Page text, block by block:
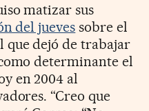
matizar sus
del jueves sobre el
que dejó de trabajar
determinante el
en 2004 al
“Creo que